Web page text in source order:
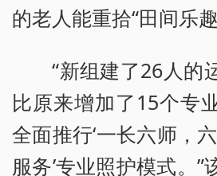
的老人能重拾“田间乐趣
“新组建了26人的
比原来增加了15个专
全面推行‘一长六师，
服务’专业照护模式。